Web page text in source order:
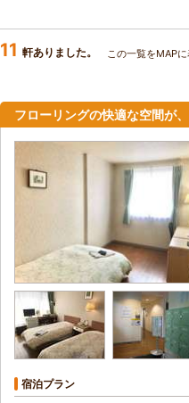
11 軒ありました。 この一覧をMAPに
フローリングの快適な空間が
宿泊プラン